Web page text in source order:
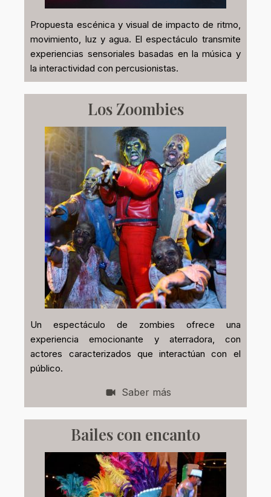
Propuesta escénica y visual de impacto de ritmo,
movimiento, luz y agua. El espectáculo transmite
experiencias sensoriales basadas en la música y
la interactividad con percusionistas.
Los Zoombies
Un espectáculo de zombies ofrece una
experiencia emocionante y aterradora, con
actores caracterizados que interactúan con el
público.
Saber más
Bailes con encanto